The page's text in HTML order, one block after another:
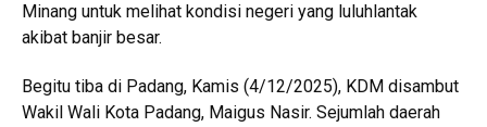
Minang untuk melihat kondisi negeri yang luluhlantak
akibat banjir besar.
Begitu tiba di Padang, Kamis (4/12/2025), KDM disambut
Wakil Wali Kota Padang, Maigus Nasir. Sejumlah daerah